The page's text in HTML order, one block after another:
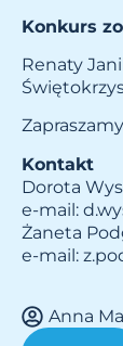
Konkurs
Renaty
Kontakt
Dorota
e-mail:
Żaneta
e-mail:
Anna